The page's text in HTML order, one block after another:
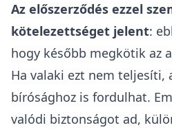
Az előszerződés ezzel
kötelezettséget jelent:
hogy később megkötik az
Ha valaki ezt nem teljesíti,
bírósághoz is fordulhat.
valódi biztonságot ad,